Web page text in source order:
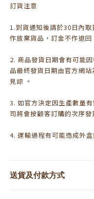
訂貨注意
1.到貨通知後請於30日內
作放棄貨品，訂金不作退回
2. 商品發貨日期會有可能
品最終發貨日期由官方網
見諒 。
3. 如官方決定因生產數量
司將會按顧客訂購的次序發
4. 運輸過程有可能造成外盒
送貨及付款方式